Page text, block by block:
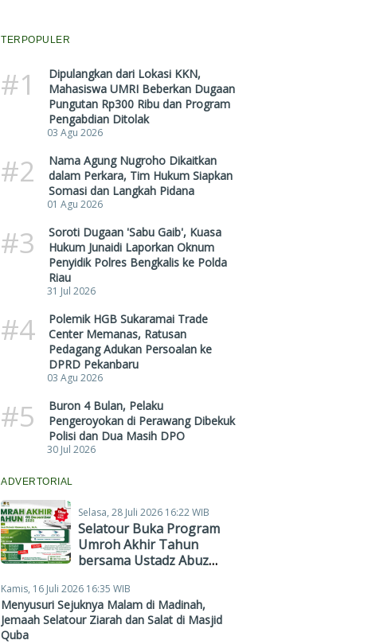
TERPOPULER
#1
Dipulangkan dari Lokasi KKN,
Mahasiswa UMRI Beberkan Dugaan
Pungutan Rp300 Ribu dan Program
Pengabdian Ditolak
03 Agu 2026
#2
Nama Agung Nugroho Dikaitkan
dalam Perkara, Tim Hukum Siapkan
Somasi dan Langkah Pidana
01 Agu 2026
#3
Soroti Dugaan 'Sabu Gaib', Kuasa
Hukum Junaidi Laporkan Oknum
Penyidik Polres Bengkalis ke Polda
Riau
31 Jul 2026
#4
Polemik HGB Sukaramai Trade
Center Memanas, Ratusan
Pedagang Adukan Persoalan ke
DPRD Pekanbaru
03 Agu 2026
#5
Buron 4 Bulan, Pelaku
Pengeroyokan di Perawang Dibekuk
Polisi dan Dua Masih DPO
30 Jul 2026
ADVERTORIAL
Selasa, 28 Juli 2026 16:22 WIB
Selatour Buka Program
Umroh Akhir Tahun
bersama Ustadz Abuz
Mulai Rp38,4 Juta
Kamis, 16 Juli 2026 16:35 WIB
Menyusuri Sejuknya Malam di Madinah,
Jemaah Selatour Ziarah dan Salat di Masjid
Quba